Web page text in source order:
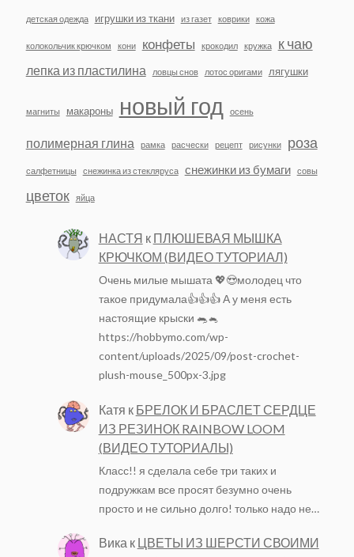
детская одежда игрушки из ткани из газет коврики кожа
колокольчик крючком кони конфеты крокодил кружка к чаю
лепка из пластилина ловцы снов лотос оригами лягушки
магниты макароны новый год осень
полимерная глина рамка расчески рецепт рисунки роза
салфетницы снежинка из стекляруса снежинки из бумаги совы
цветок яйца
НАСТЯ к ПЛЮШЕВАЯ МЫШКА
КРЮЧКОМ (ВИДЕО ТУТОРИАЛ)
Очень милые мышата 💖😍молодец что
такое придумала👍👍👍 А у меня есть
настоящие крыски 🐀🐁
https://hobbymo.com/wp-
content/uploads/2025/09/post-crochet-
plush-mouse_500px-3.jpg
Катя к БРЕЛОК И БРАСЛЕТ СЕРДЦЕ
ИЗ РЕЗИНОК RAINBOW LOOM
(ВИДЕО ТУТОРИАЛЫ)
Класс!! я сделала себе три таких и
подружкам все просят безумно очень
просто и не сильно долго! только надо не…
Вика к ЦВЕТЫ ИЗ ШЕРСТИ СВОИМИ